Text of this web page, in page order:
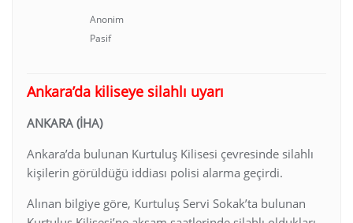
Anonim
Pasif
Ankara’da kiliseye silahlı uyarı
ANKARA (İHA)
Ankara’da bulunan Kurtuluş Kilisesi çevresinde silahlı
kişilerin görüldüğü iddiası polisi alarma geçirdi.
Alınan bilgiye göre, Kurtuluş Servi Sokak’ta bulunan